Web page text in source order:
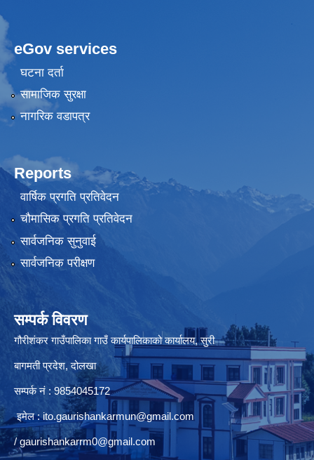
eGov services
घटना दर्ता
सामाजिक सुरक्षा
नागरिक वडापत्र
Reports
वार्षिक प्रगति प्रतिवेदन
चौमासिक प्रगति प्रतिवेदन
सार्वजनिक सुनुवाई
सार्वजनिक परीक्षण
सम्पर्क विवरण
गौरीशंकर गाउँपालिका गाउँ कार्यपालिकाको कार्यालय, सुरी
बागमती प्रदेश, दोलखा
सम्पर्क नं : 9854045172
इमेल :ito.gaurishankarmun@gmail.com
/gaurishankarrm0@gmail.com